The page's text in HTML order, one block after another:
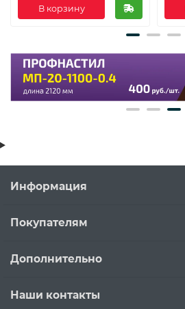
В корзину
Информация
Покупателям
Дополнительно
Наши контакты